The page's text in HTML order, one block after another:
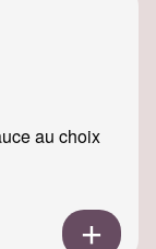
au choix